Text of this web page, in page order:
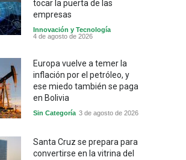
tocar la puerta de las
empresas
Innovación y Tecnología
4 de agosto de 2026
Europa vuelve a temer la
inflación por el petróleo, y
ese miedo también se paga
en Bolivia
Sin Categoría 3 de agosto de 2026
Santa Cruz se prepara para
convertirse en la vitrina del